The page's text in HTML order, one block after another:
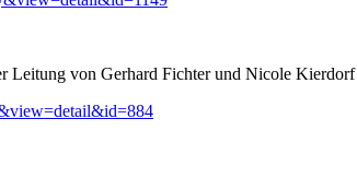
Leitung von Gerhard Fichter und Nicole Kierdorf